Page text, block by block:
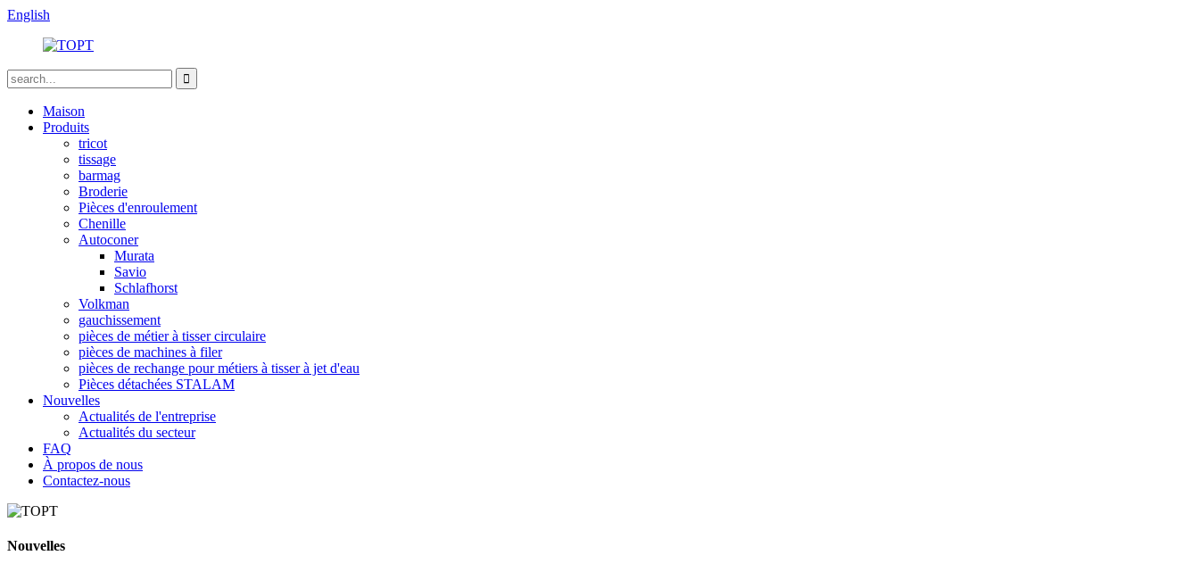
English
Maison
Produits
tricot
tissage
barmag
Broderie
Pièces d'enroulement
Chenille
Autoconer
Murata
Savio
Schlafhorst
Volkman
gauchissement
pièces de métier à tisser circulaire
pièces de machines à filer
pièces de rechange pour métiers à tisser à jet d'eau
Pièces détachées STALAM
Nouvelles
Actualités de l'entreprise
Actualités du secteur
FAQ
À propos de nous
Contactez-nous
Nouvelles